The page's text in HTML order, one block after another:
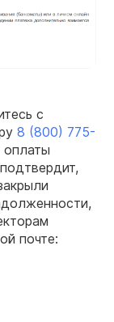
с
8 (800) 775-
почте: